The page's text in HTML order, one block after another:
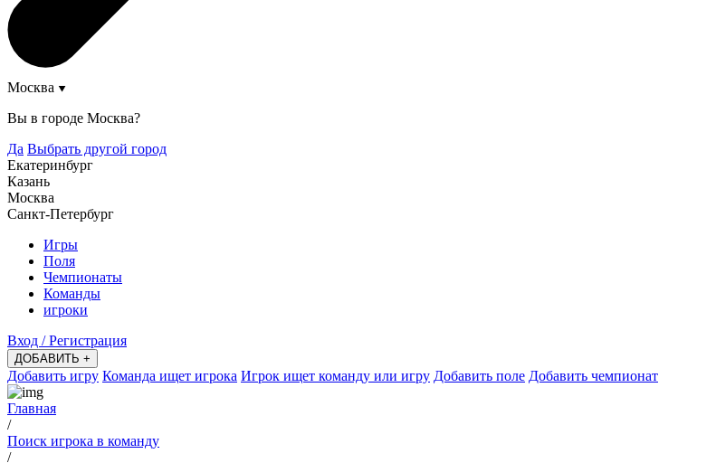
Москва
Вы в городе Москва?
Да Выбрать другой город
Екатеринбург
Казань
Москва
Санкт-Петербург
Игры
Поля
Чемпионаты
Команды
игроки
Вход / Регистрация
ДОБАВИТЬ +
Добавить игру Команда ищет игрока Игрок ищет команду или игру Добавить поле Добавить чемпионат
Главная
/
Поиск игрока в команду
/